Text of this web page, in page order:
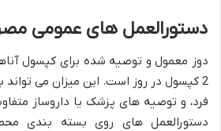
دستورالعمل های عمومی
2 کپسول در روز است. این میزان می
فرد، و توصیه های پزشک یا داروساز
دستورالعمل های روی بسته بندی